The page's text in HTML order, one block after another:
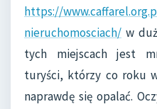
https://
nieruchomosciach/ w
tych miejscach jest
turyści, którzy co roku
naprawdę się opalać.